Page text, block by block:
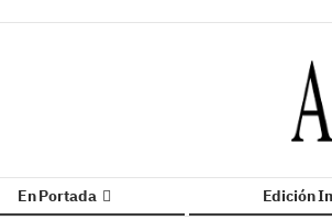
En Portada Edición